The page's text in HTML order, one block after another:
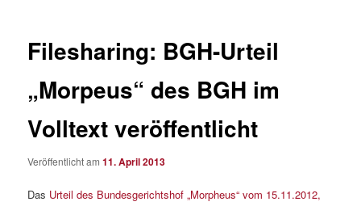
Filesharing: BGH-Urteil
„Morpeus“ des BGH im
Volltext veröffentlicht
Veröffentlicht am11. April 2013
Das Urteil des Bundesgerichtshof „Morpheus“ vom 15.11.2012,